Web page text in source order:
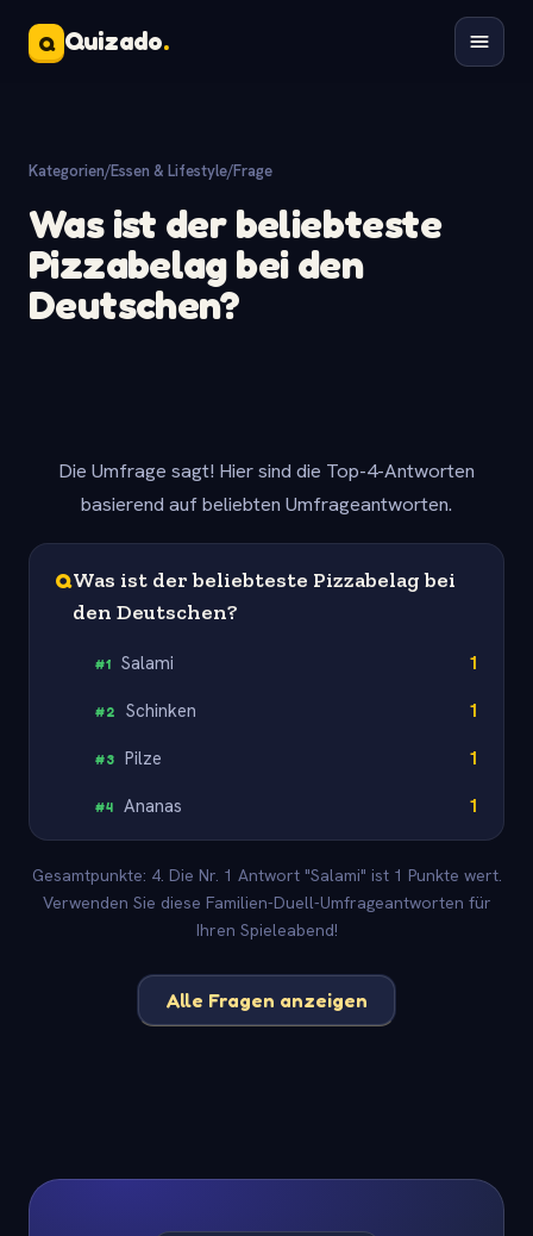
Q Quizado.
Kategorien/Essen & Lifestyle/Frage
Was ist der beliebteste
Pizzabelag bei den
Deutschen?
Die Umfrage sagt! Hier sind die Top-4-Antworten
basierend auf beliebten Umfrageantworten.
QWas ist der beliebteste Pizzabelag bei
den Deutschen?
#1 Salami 1
#2 Schinken 1
#3 Pilze 1
#4 Ananas 1
Gesamtpunkte: 4. Die Nr. 1 Antwort "Salami" ist 1 Punkte wert.
Verwenden Sie diese Familien-Duell-Umfrageantworten für
Ihren Spieleabend!
Alle Fragen anzeigen